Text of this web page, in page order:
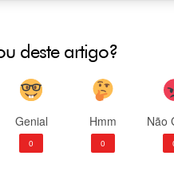
deste artigo?
Genial
0
Hmm
0
Não